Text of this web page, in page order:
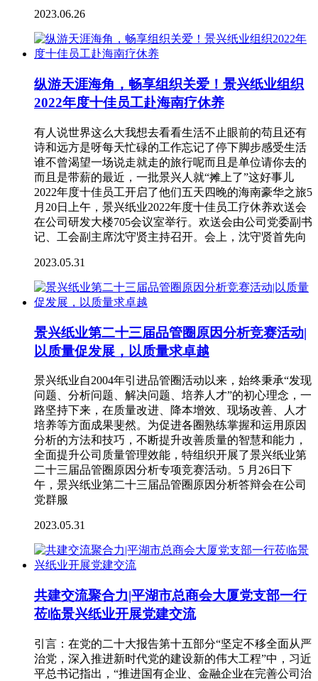
2023.06.26
纵游天涯海角，畅享组织关爱！景兴纸业组织
2022年度十佳员工赴海南疗休养
有人说世界这么大我想去看看生活不止眼前的苟且还有
诗和远方是呀每天忙碌的工作忘记了停下脚步感受生活
谁不曾渴望一场说走就走的旅行呢而且是单位请你去的
而且是带薪的最近，一批景兴人就“摊上了”这好事儿
2022年度十佳员工开启了他们五天四晚的海南豪华之旅5
月20日上午，景兴纸业2022年度十佳员工疗休养欢送会
在公司研发大楼705会议室举行。欢送会由公司党委副书
记、工会副主席沈守贤主持召开。会上，沈守贤首先向
2023.05.31
景兴纸业第二十三届品管圈原因分析竞赛活动|
以质量促发展，以质量求卓越
景兴纸业自2004年引进品管圈活动以来，始终秉承“发现
问题、分析问题、解决问题、培养人才”的初心理念，一
路坚持下来，在质量改进、降本增效、现场改善、人才
培养等方面成果斐然。为促进各圈熟练掌握和运用原因
分析的方法和技巧，不断提升改善质量的智慧和能力，
全面提升公司质量管理效能，特组织开展了景兴纸业第
二十三届品管圈原因分析专项竞赛活动。5 月26日下
午，景兴纸业第二十三届品管圈原因分析答辩会在公司
党群服
2023.05.31
共建交流聚合力|平湖市总商会大厦党支部一行
莅临景兴纸业开展党建交流
引言：在党的二十大报告第十五部分“坚定不移全面从严
治党，深入推进新时代党的建设新的伟大工程”中，习近
平总书记指出，“推进国有企业、金融企业在完善公司治